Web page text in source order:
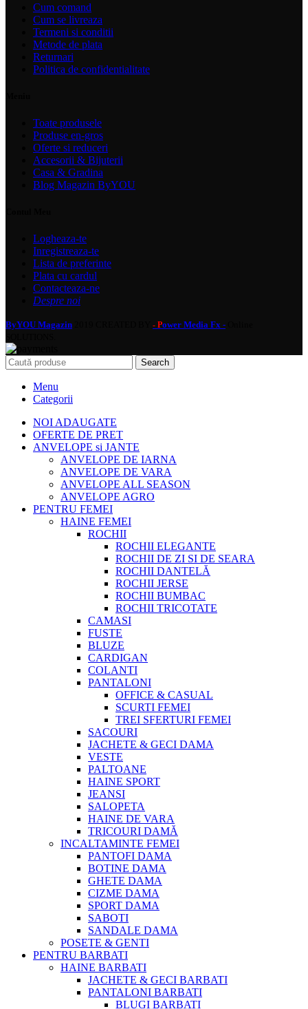
Cum comand
Cum se livreaza
Termeni si conditii
Metode de plata
Returnari
Politica de confidentialitate
Toate produsele
Produse en-gros
Oferte si reduceri
Accesorii & Bijuterii
Casa & Gradina
Blog Magazin ByYOU
Logheaza-te
Inregistreaza-te
Lista de preferinte
Plata cu cardul
Contacteaza-ne
Despre noi
ByYOU Magazin - Power Media Fx -
Search
Menu
Categorii
NOI ADAUGATE
OFERTE DE PRET
ANVELOPE si JANTE
ANVELOPE DE IARNA
ANVELOPE DE VARA
ANVELOPE ALL SEASON
ANVELOPE AGRO
PENTRU FEMEI
HAINE FEMEI
ROCHII
ROCHII ELEGANTE
ROCHII DE ZI SI DE SEARA
ROCHII DANTELĂ
ROCHII JERSE
ROCHII BUMBAC
ROCHII TRICOTATE
CAMASI
FUSTE
BLUZE
CARDIGAN
COLANTI
PANTALONI
OFFICE & CASUAL
SCURTI FEMEI
TREI SFERTURI FEMEI
SACOURI
JACHETE & GECI DAMA
VESTE
PALTOANE
HAINE SPORT
JEANSI
SALOPETA
HAINE DE VARA
TRICOURI DAMĂ
INCALTAMINTE FEMEI
PANTOFI DAMA
BOTINE DAMA
GHETE DAMA
CIZME DAMA
SPORT DAMA
SABOTI
SANDALE DAMA
POSETE & GENTI
PENTRU BARBATI
HAINE BARBATI
JACHETE & GECI BARBATI
PANTALONI BARBATI
BLUGI BARBATI